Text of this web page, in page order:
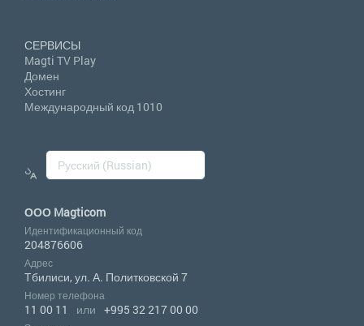
СЕРВИСЫ
Magti TV Play
Домен
Хостинг
Международный код 1010
ООО Magticom
Идентификационный код
204876606
Адрес
Тбилиси, ул. А. Политковской 7
Номер телефона
11 00 11 или +995 32 217 00 00